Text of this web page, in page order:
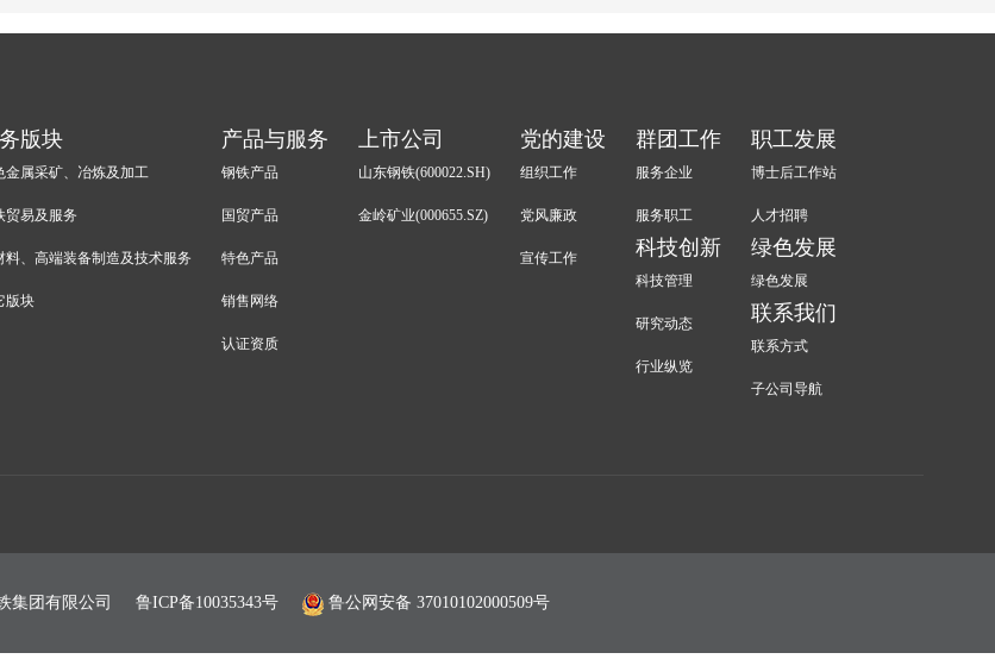
版块
金属采矿、冶炼及加工
贸易及服务
料、高端装备制造及技术服务
版块
产品与服务
钢铁产品
国贸产品
特色产品
销售网络
认证资质
上市公司
山东钢铁(600022.SH)
金岭矿业(000655.SZ)
党的建设
组织工作
党风廉政
宣传工作
群团工作
服务企业
服务职工
职工发展
博士后工作站
人才招聘
科技创新
科技管理
研究动态
行业纵览
绿色发展
绿色发展
联系我们
联系方式
子公司导航
集团有限公司 鲁ICP备10035343号 鲁公网安备 37010102000509号